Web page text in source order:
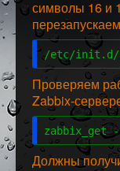
символы 16 и
/etc/init.d/
Проверяем
Zabbix-
zabbix_get
Должны